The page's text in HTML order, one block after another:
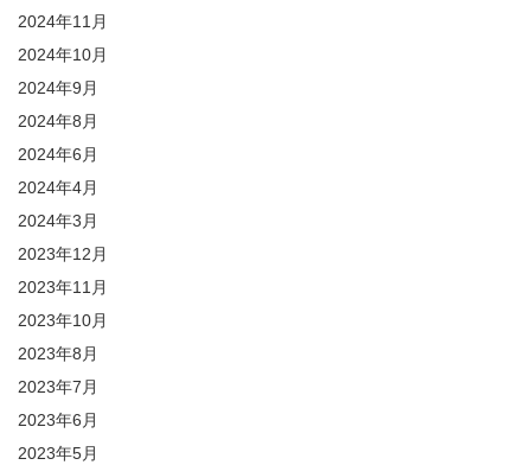
2024年11月
2024年10月
2024年9月
2024年8月
2024年6月
2024年4月
2024年3月
2023年12月
2023年11月
2023年10月
2023年8月
2023年7月
2023年6月
2023年5月